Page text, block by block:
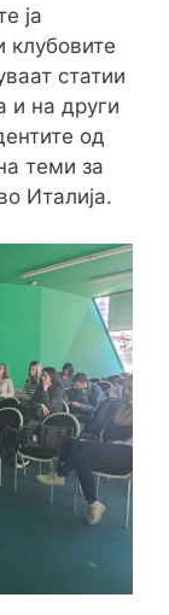
ја
клубовите
статии
и на други
од
теми за
Италија.